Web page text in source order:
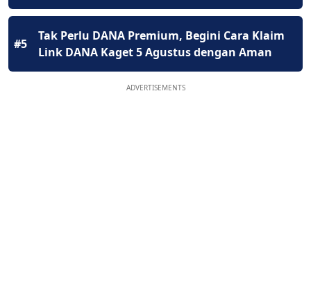
#5
Tak Perlu DANA Premium, Begini Cara Klaim
Link DANA Kaget 5 Agustus dengan Aman
ADVERTISEMENTS